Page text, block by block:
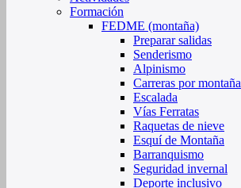
Formación
FEDME (montaña)
Preparar salidas
Senderismo
Alpinismo
Carreras por montaña
Escalada
Vías Ferratas
Raquetas de nieve
Esquí de Montaña
Barranquismo
Seguridad invernal
Deporte inclusivo